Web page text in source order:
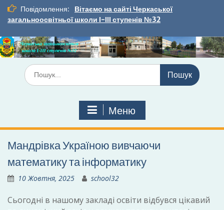
Перейти
вмісту
Повідомлення:
Вітаємо на сайті Черкаської
загальноосвітньої школи І-ІІІ ступенів №32
Шукати:
Меню
Мандрівка Україною вивчаючи
математику та інформатику
10 Жовтня, 2025 school32
Сьогодні в нашому закладі освіти відбувся цікавий